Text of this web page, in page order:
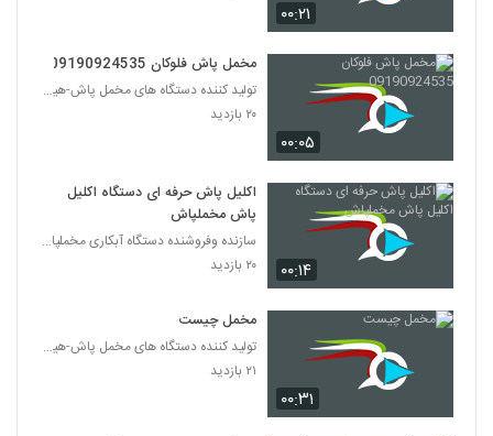
۰۰:۲۱
۰۰:۰۵
مخمل پاش فلوکان 09190924535
تولید کننده دستگاه های مخمل پاش-هیدروگرافیک-ابکاری
۲۰ بازدید
۰۰:۱۴
اکلیل پاش حرفه ای دستگاه اکلیل
پاش مخملپاش
سازنده وفروشنده دستگاه آبکاری مخملپاش هیدروگرافیک
۲۰ بازدید
۰۰:۳۱
مخمل چیست
تولید کننده دستگاه های مخمل پاش-هیدروگرافیک-ابکاری
۲۱ بازدید